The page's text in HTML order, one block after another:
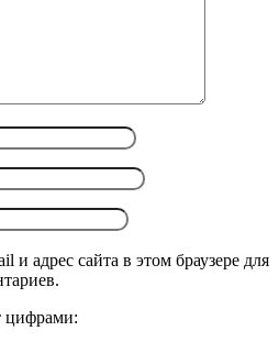
и адрес сайта в этом браузере для
цифрами: